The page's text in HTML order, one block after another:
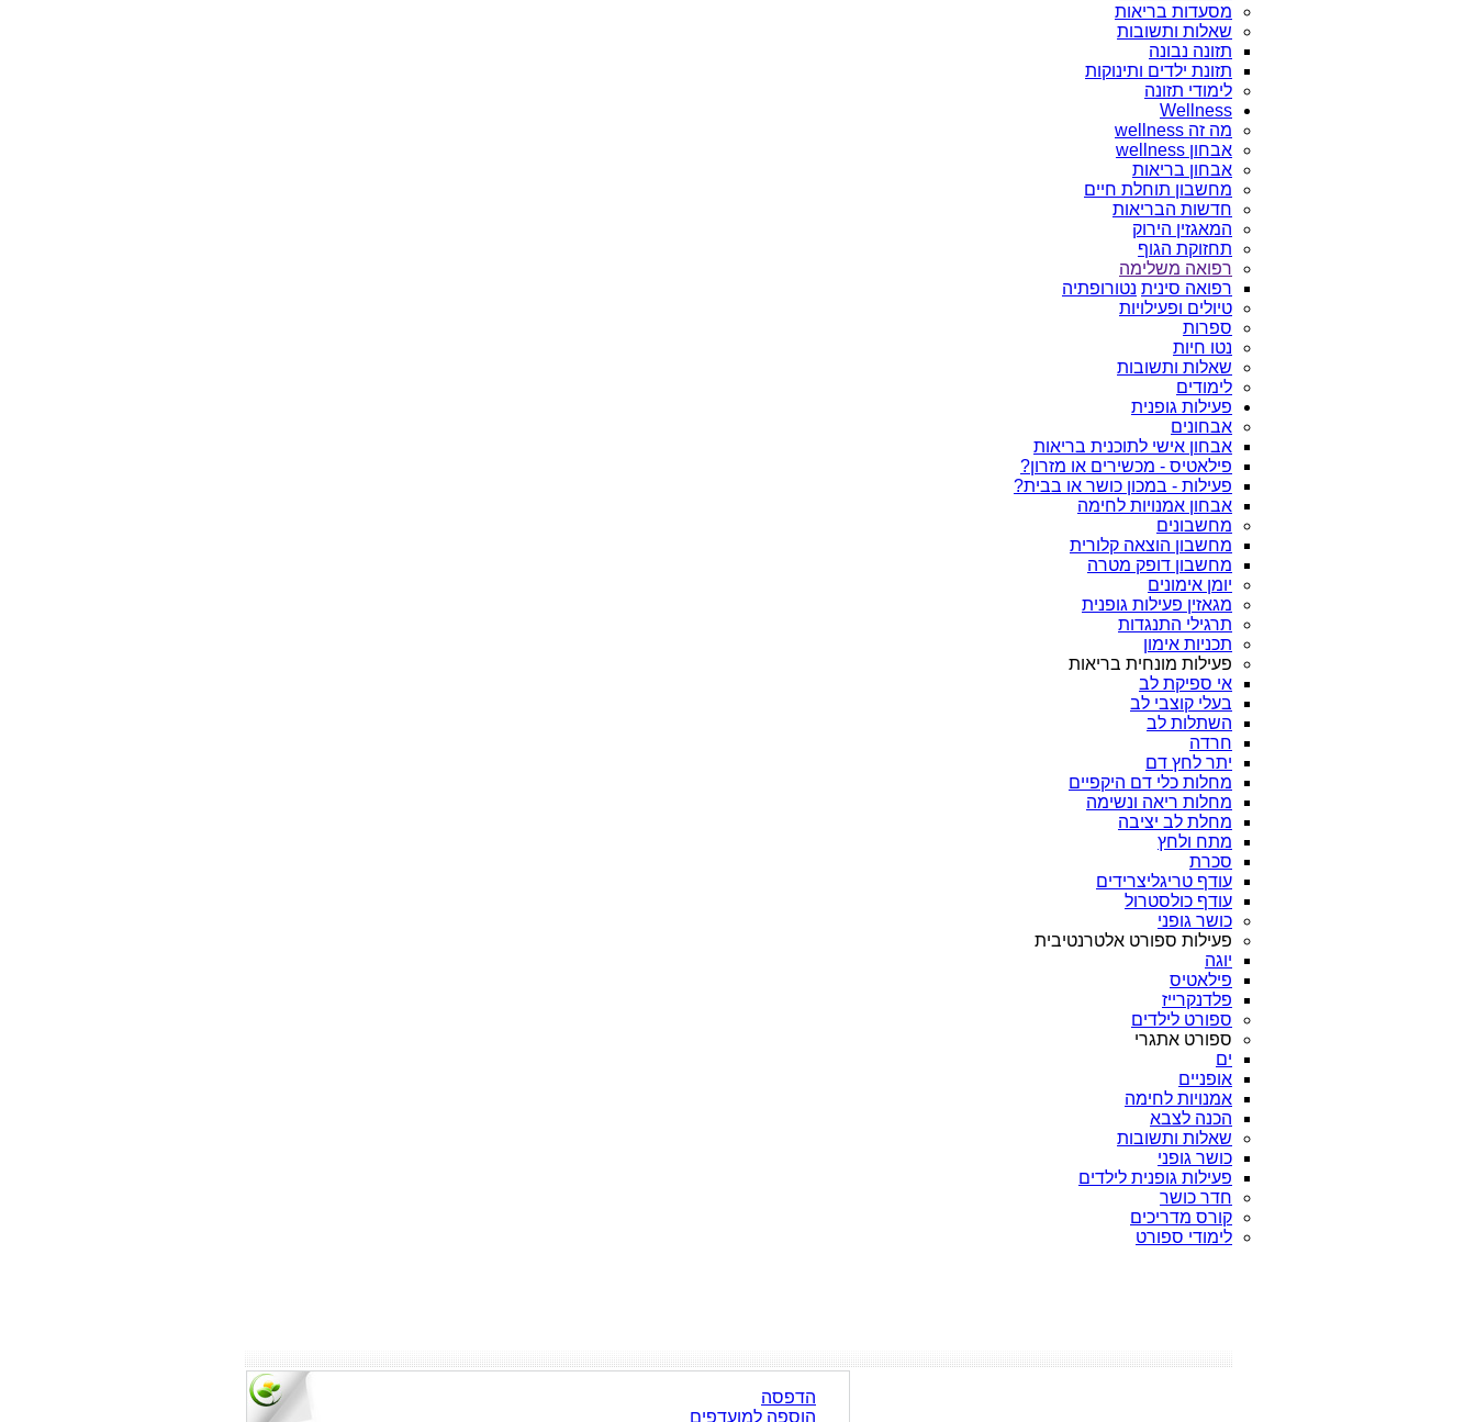
מסעדות בריאות
שאלות ותשובות
תזונה נבונה
תזונת ילדים ותינוקות
לימודי תזונה
Wellness
מה זה wellness
אבחון wellness
אבחון בריאות
מחשבון תוחלת חיים
חדשות הבריאות
המאגזין הירוק
תחזוקת הגוף
רפואה משלימה
רפואה סינית נטורופתיה
טיולים ופעילויות
ספרות
נטו חיות
שאלות ותשובות
לימודים
פעילות גופנית
אבחונים
אבחון אישי לתוכנית בריאות
פילאטיס - מכשירים או מזרון?
פעילות - במכון כושר או בבית?
אבחון אמנויות לחימה
מחשבונים
מחשבון הוצאה קלורית
מחשבון דופק מטרה
יומן אימונים
מגאזין פעילות גופנית
תרגילי התנגדות
תכניות אימון
פעילות מונחית בריאות
אי ספיקת לב
בעלי קוצבי לב
השתלות לב
חרדה
יתר לחץ דם
מחלות כלי דם היקפיים
מחלות ריאה ונשימה
מחלת לב יציבה
מתח ולחץ
סכרת
עודף טריגליצרידים
עודף כולסטרול
כושר גופני
פעילות ספורט אלטרנטיבית
יוגה
פילאטיס
פלדנקרייז
ספורט לילדים
ספורט אתגרי
ים
אופניים
אמנויות לחימה
הכנה לצבא
שאלות ותשובות
כושר גופני
פעילות גופנית לילדים
חדר כושר
קורס מדריכים
לימודי ספורט
הדפסה
הוספה למועדפים